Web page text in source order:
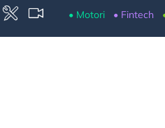
• Motori • Fintech